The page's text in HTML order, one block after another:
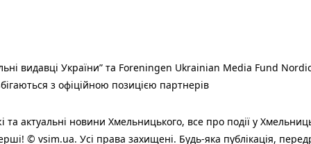
видавці України” та Foreningen Ukrainian Media Fund
з офіційною позицією партнерів
актуальні новини Хмельницького, все про події у
© vsim.ua. Усі права захищені. Будь-яка публiкацiя,